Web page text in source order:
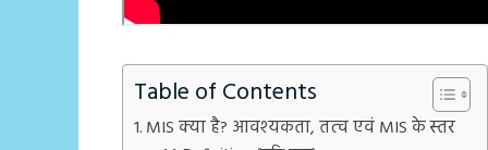
Table of Contents
MIS क्‍या है? आवश्‍यकता, तत्‍व एवं MIS के स्‍तर